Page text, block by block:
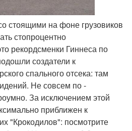
стоящими на фоне грузовиков
стопроцентно
рекордсменки Гиннеса по
создатели к
спального отсека: там
Не совсем по -
За исключением этой
приближен к
"Крокодилов": посмотрите